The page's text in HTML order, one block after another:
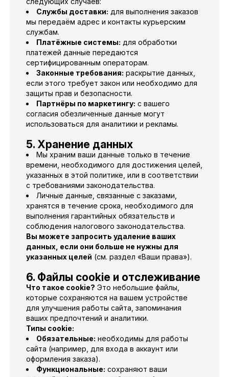
Службы доставки: для выполнения заказов
мы передаём адрес и контакты курьерским
службам.
Платёжные системы: для обработки
платежей данные передаются
сертифицированным операторам.
Законные требования: раскрытие данных,
если этого требует закон или необходимо для
защиты прав и безопасности.
Партнёры по маркетингу: с вашего
согласия обезличенные данные могут
использоваться для аналитики и рекламы.
5. Хранение данных
Мы храним ваши данные только в течение
времени, необходимого для достижения целей,
указанных в этой политике, или в соответствии
с требованиями законодательства.
Личные данные, связанные с заказами,
хранятся в течение срока, необходимого для
выполнения гарантийных обязательств и
соблюдения налогового законодательства.
Вы можете запросить удаление ваших
данных, если они больше не нужны для
указанных целей (см. раздел «Ваши права»).
6. Файлы cookie и отслеживание
Что такое cookie? Это небольшие файлы,
которые сохраняются на вашем устройстве
для улучшения работы сайта, запоминания
ваших предпочтений и аналитики.
Типы cookie:
Обязательные: необходимы для работы
сайта (например, для входа в аккаунт или
оформления заказа).
Функциональные: сохраняют ваши
Ваша корзина
Пока ничего нет.
Загляните в каталог — у нас много интересного.